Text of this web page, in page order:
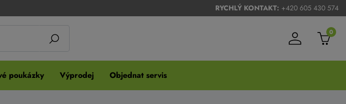
RYCHLÝ KONTAKT: +420 605 430 574
0
poukázky Výprodej Objednat servis